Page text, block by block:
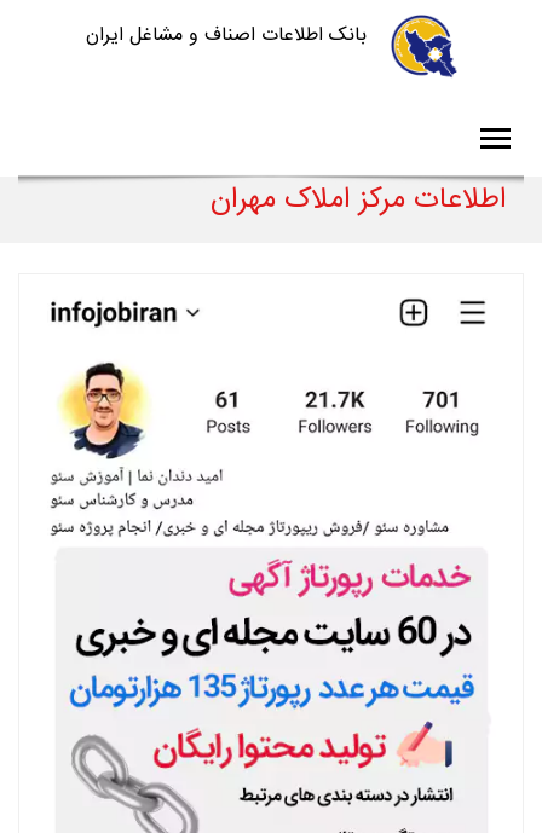
بانک اطلاعات اصناف و مشاغل ایران
اطلاعات مرکز املاک مهران